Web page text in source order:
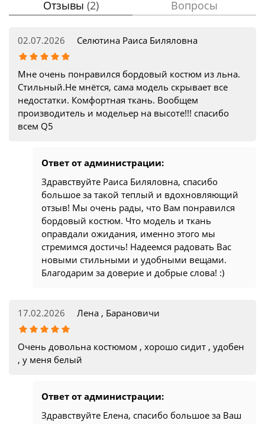
Отзывы (2) Вопросы
02.07.2026 Селютина Раиса Биляловна
Мне очень понравился бордовый костюм из льна.
Стильный.Не мнётся, сама модель скрывает все
недостатки. Комфортная ткань. Вообщем
производитель и модельер на высоте!!! спасибо
всем Q5
Ответ от администрации:
Здравствуйте Раиса Биляловна, спасибо
большое за такой теплый и вдохновляющий
отзыв! Мы очень рады, что Вам понравился
бордовый костюм. Что модель и ткань
оправдали ожидания, именно этого мы
стремимся достичь! Надеемся радовать Вас
новыми стильными и удобными вещами.
Благодарим за доверие и добрые слова! :)
17.02.2026 Лена , Барановичи
Очень довольна костюмом , хорошо сидит , удобен
, у меня белый
Ответ от администрации:
Здравствуйте Елена, спасибо большое за Ваш